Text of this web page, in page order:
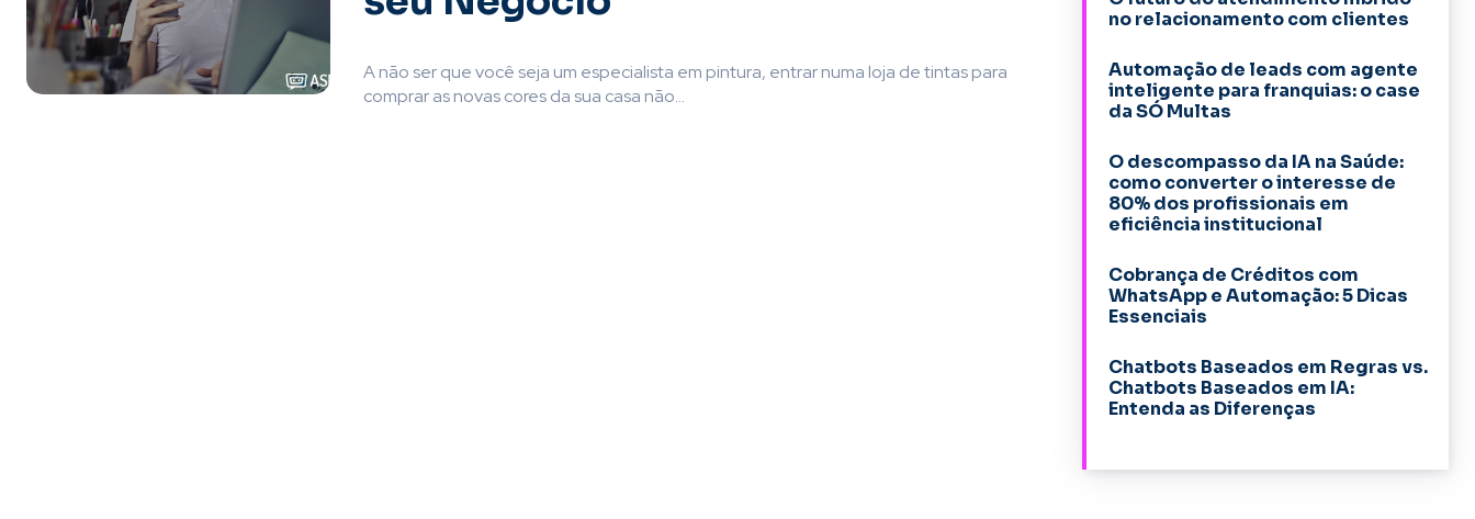
A não ser que você seja um especialista em pintura, entrar numa loja de tintas para
comprar as novas cores da sua casa não...
no relacionamento com clientes
Automação de leads com agente
inteligente para franquias: o case
da SÓ Multas
O descompasso da IA na Saúde:
como converter o interesse de
80% dos profissionais em
eficiência institucional
Cobrança de Créditos com
WhatsApp e Automação: 5 Dicas
Essenciais
Chatbots Baseados em Regras vs.
Chatbots Baseados em IA:
Entenda as Diferenças